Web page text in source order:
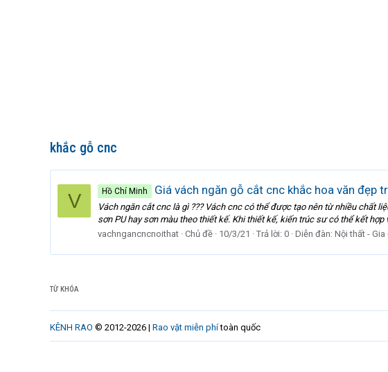
khắc gỗ cnc
V Hồ Chí Minh Giá vách ngăn gỗ cắt cnc khắc hoa văn đẹp
Vách ngăn cắt cnc là gì ??? Vách cnc có thể được tạo nên từ nhiều chất
sơn PU hay sơn màu theo thiết kế. Khi thiết kế, kiến trúc sư có thể kết hợp
vachngancncnoithat Chủ đề 10/3/21 Trả lời: 0 Diễn đàn: Nội thất - Gia
TỪ KHÓA
KÊNH RAO © 2012-2026 | Rao vặt miễn phítoàn quốc